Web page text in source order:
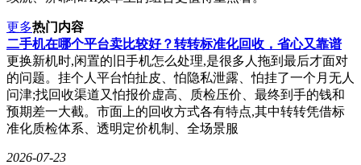
更多热门内容
二手机在哪个平台卖比较好？转转标准化回收，省心又靠谱
更换新机时,闲置的旧手机怎么处理,是很多人拖到最后才面对
的问题。挂个人平台怕扯皮、怕隐私泄露、怕挂了一个月无人
问津;找回收渠道又怕报价虚高、质检压价、最终到手的钱和
预期差一大截。市面上的回收方式各有特点,其中转转凭借标
准化质检体系、透明定价机制、全场景服
2026-07-23